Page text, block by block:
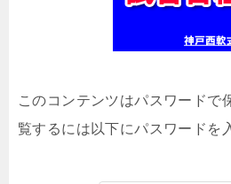
このコンテンツはパスワードで
覧するには以下にパスワードを